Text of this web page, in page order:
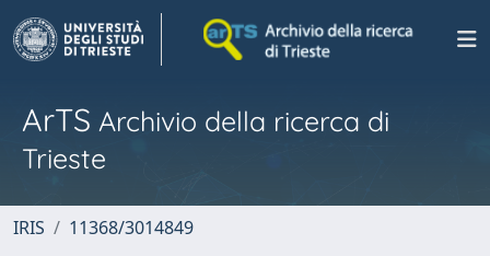
ArTS Archivio della ricerca di
Trieste
IRIS 11368/3014849